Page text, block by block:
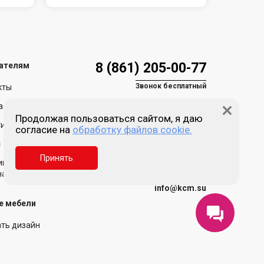
и доставка
и возврат
обработки
данных
мебели
дизайн
8 (861) 205-00-77
Звонок бесплатный
Пн-пт 9:00 - 18:00
info@kcm.su
Продолжая пользоваться сайтом, я даю
согласие на обработку файлов cookie.
Принять